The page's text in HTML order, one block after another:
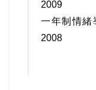
2009
一年制情緒
2008